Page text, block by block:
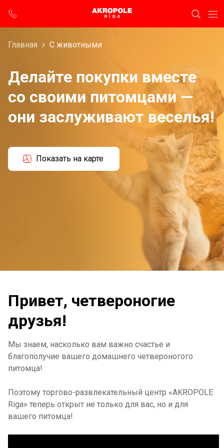
Главная С животными
Делайте покупки вместе
со своими питомцами —
они заслуживают веселья!
Показать на карте
Привет, четвероногие
друзья!
Мы знаем, насколько вам важно счастье и
благополучие вашего домашнего четвероногого
питомца!
Поэтому торгово-развлекательный центр «AKROPOLE
Riga» теперь открыт не только для вас, но и для
вашего питомца!